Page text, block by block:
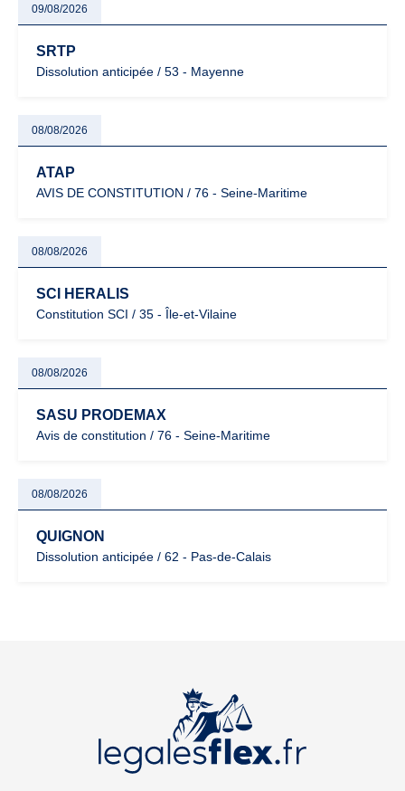
09/08/2026
SRTP
Dissolution anticipée / 53 - Mayenne
08/08/2026
ATAP
AVIS DE CONSTITUTION / 76 - Seine-Maritime
08/08/2026
SCI HERALIS
Constitution SCI / 35 - Île-et-Vilaine
08/08/2026
SASU PRODEMAX
Avis de constitution / 76 - Seine-Maritime
08/08/2026
QUIGNON
Dissolution anticipée / 62 - Pas-de-Calais